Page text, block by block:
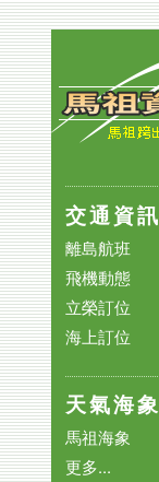
交通資訊
離島航班
飛機動態
立榮訂位
海上訂位
天氣海象
馬祖海象
更多...